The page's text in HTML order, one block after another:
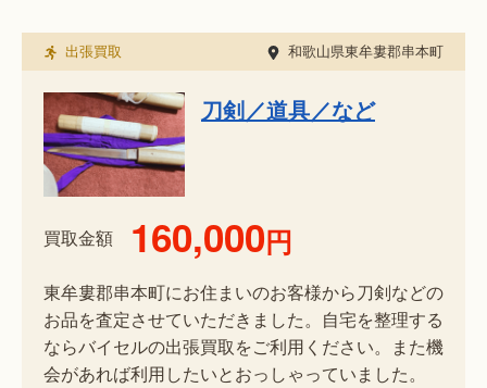
出張買取 和歌山県東牟婁郡串本町
刀剣／道具／など
買取金額 160,000円
東牟婁郡串本町にお住まいのお客様から刀剣などの
お品を査定させていただきました。自宅を整理する
ならバイセルの出張買取をご利用ください。また機
会があれば利用したいとおっしゃっていました。